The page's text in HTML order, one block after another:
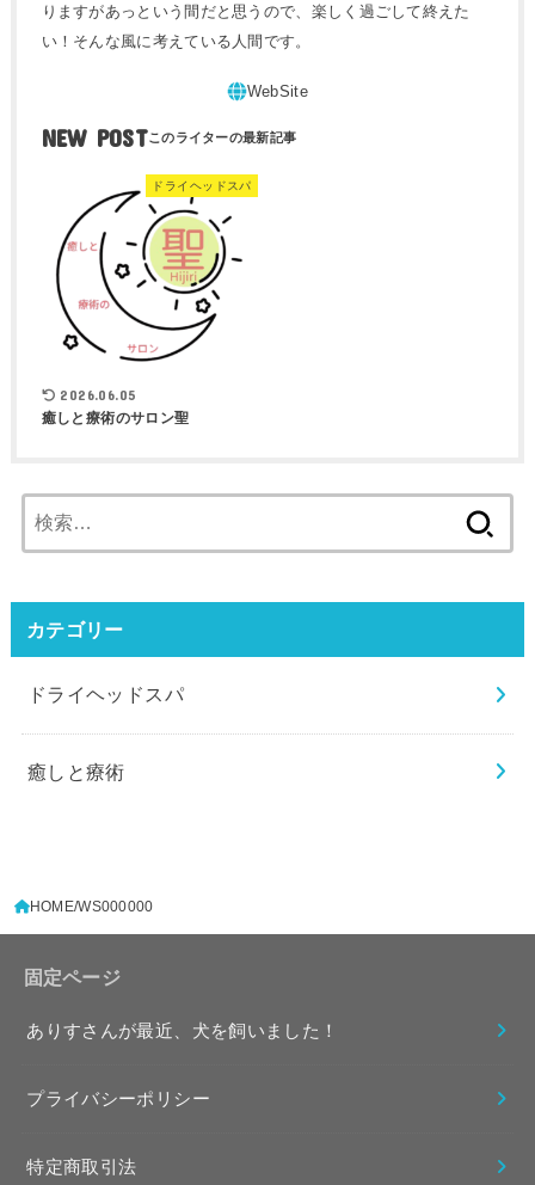
りますがあっという間だと思うので、楽しく過ごして終えた
い！そんな風に考えている人間です。
NEW POST
ドライヘッドスパ
2026.06.05
癒しと療術のサロン聖
索:
カテゴリー
ドライヘッドスパ
癒しと療術
HOME WS000000
固定ページ
ありすさんが最近、犬を飼いました！
プライバシーポリシー
特定商取引法